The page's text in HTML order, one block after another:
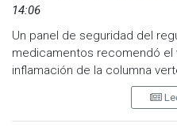
14:06
Un panel de seguridad del
medicamentos recomendó el
inflamación de la columna
transversa como efecto
Covid-19 de AstraZeneca.